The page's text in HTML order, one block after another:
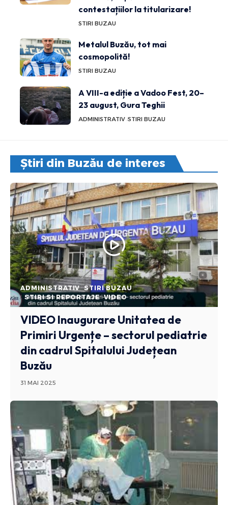
contestațiilor la titularizare!
STIRI BUZAU
Metalul Buzău, tot mai
cosmopolită!
STIRI BUZAU
A VIII-a ediție a Vadoo Fest, 20–
23 august, Gura Teghii
ADMINISTRATIV STIRI BUZAU
Știri din Buzău de interes
ADMINISTRATIV STIRI BUZAU
STIRI SI REPORTAJE VIDEO
VIDEO Inaugurare Unitatea de
Primiri Urgențe – sectorul pediatrie
din cadrul Spitalului Județean
Buzău
31 MAI 2025